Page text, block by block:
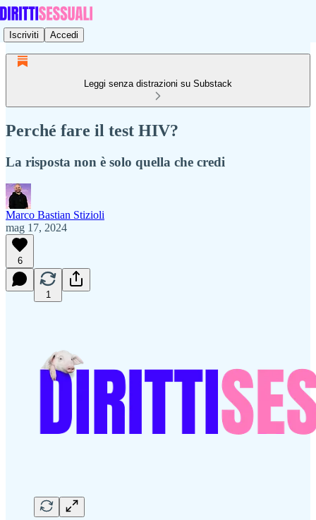
Iscriviti Accedi
Leggi senza distrazioni su Substack
Perché fare il test HIV?
La risposta non è solo quella che credi
Marco Bastian Stizioli
mag 17, 2024
6
1